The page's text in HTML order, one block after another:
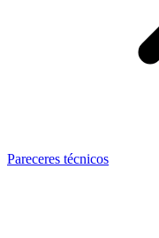
Pareceres técnicos